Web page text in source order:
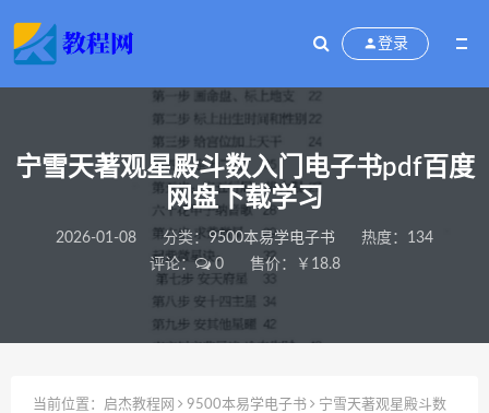
登录
宁雪天著观星殿斗数入门电子书pdf百度
网盘下载学习
2026-01-08 分类： 9500本易学电子书
热度：134
评论：
0 售价：￥18.8
当前位置： 启杰教程网 9500本易学电子书
宁雪天著观星殿斗数